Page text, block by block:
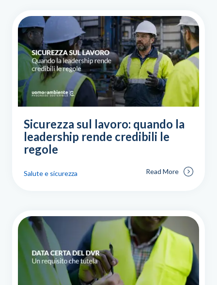
Sicurezza sul lavoro: quando la
leadership rende credibili le
regole
Salute e sicurezza Read More